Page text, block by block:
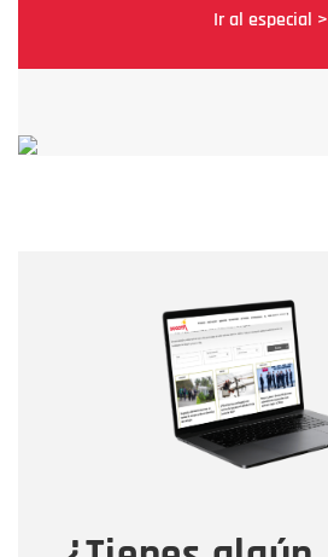
Ir al especial >
Correo electrónico
Tipo de comentario
Mensaje